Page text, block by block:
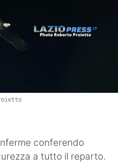
conferendo
a tutto il reparto.